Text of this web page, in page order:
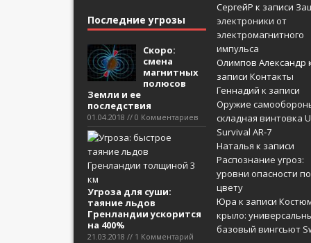
Последние угрозы
Скоро:
смена
магнитных
полюсов
Земли и ее
последствия
01.04.2018 // 0 Комментариев
Угроза для суши:
таяние льдов
Гренландии ускорится
на 400%
21.03.2018 // 1 Комментарий
СергейР к записи
электроники от
электромагнитного
импульса
Олимпов Александр
записи Контакты
Геннадий к записи
Оружие
складная винтовка
Survival AR-7
Наталья к записи
Распознание угроз:
уровни опасности по
цвету
Юра к записи
крыло:
базовый вингсьют